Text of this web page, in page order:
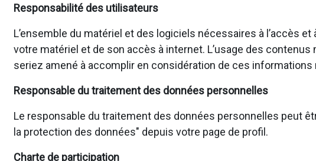
Responsabilité des utilisateurs
L’ensemble du matériel et des logiciels nécessaires à l’accès
votre matériel et de son accès à internet. L’usage des
seriez amené à accomplir en considération de ces informations
Responsable du traitement des données personnelles
Le responsable du traitement des données personnelles peut
la protection des données" depuis votre page de profil.
Charte de participation